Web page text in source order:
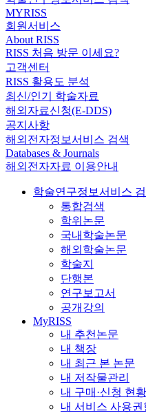
MYRISS
회원서비스
About RISS
RISS 처음 방문 이세요?
고객센터
RISS 활용도 분석
최신/인기 학술자료
해외자료신청(E-DDS)
공지사항
해외전자정보서비스 검색
Databases & Journals
해외전자자료 이용안내
학술연구정보서비스
통합검색
학위논문
국내학술논문
해외학술논문
학술지
단행본
연구보고서
공개강의
MyRISS
내 추천논문
내 책장
내 최근 본 논문
내 저작물관리
내 구매·신청 현황
내 서비스 사용권